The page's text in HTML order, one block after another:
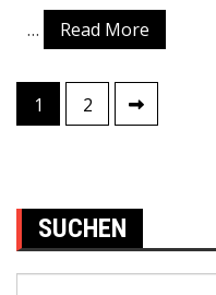
…
Read More
Posts
1 2
SUCHEN